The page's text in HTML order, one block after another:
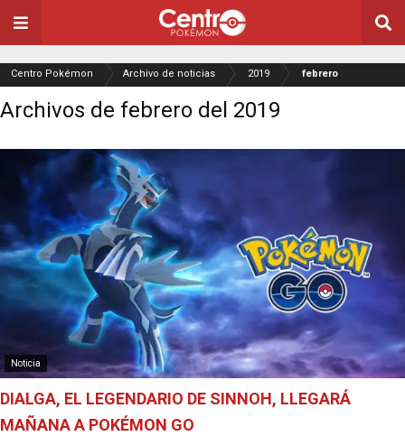
Centro Pokémon Archivo de noticias 2019 febrero
Archivos de febrero del 2019
Noticia
DIALGA, EL LEGENDARIO DE SINNOH, LLEGARÁ
MAÑANA A POKÉMON GO